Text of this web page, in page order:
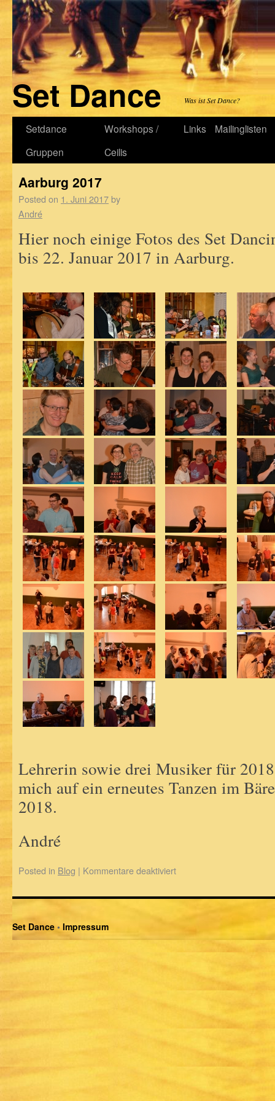
Set Dance Was ist Set Dance?
Setdance
Gruppen
Workshops /
Ceilis
Links Mailinglisten
Aarburg 2017
Posted on 1. Juni 2017by
André
Hier noch einige Fotos des Set
bis 22. Januar 2017 in Aarburg.
Lehrerin sowie drei Musiker für
mich auf ein erneutes Tanzen im
2018.
André
Posted in Blog | Kommentare deaktiviert
Set Dance• Impressum